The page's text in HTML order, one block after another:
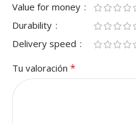
Value for money
Durability
Delivery speed
Tu valoración *